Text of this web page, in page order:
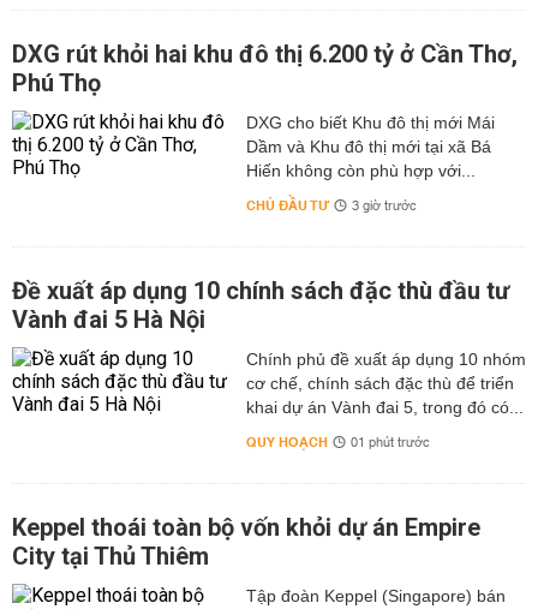
DXG rút khỏi hai khu đô thị 6.200 tỷ ở Cần Thơ,
Phú Thọ
DXG cho biết Khu đô thị mới Mái
Dầm và Khu đô thị mới tại xã Bá
Hiến không còn phù hợp với...
CHỦ ĐẦU TƯ 3 giờ trước
Đề xuất áp dụng 10 chính sách đặc thù đầu tư
Vành đai 5 Hà Nội
Chính phủ đề xuất áp dụng 10 nhóm
cơ chế, chính sách đặc thù để triển
khai dự án Vành đai 5, trong đó có...
QUY HOẠCH 01 phút trước
Keppel thoái toàn bộ vốn khỏi dự án Empire
City tại Thủ Thiêm
Tập đoàn Keppel (Singapore) bán